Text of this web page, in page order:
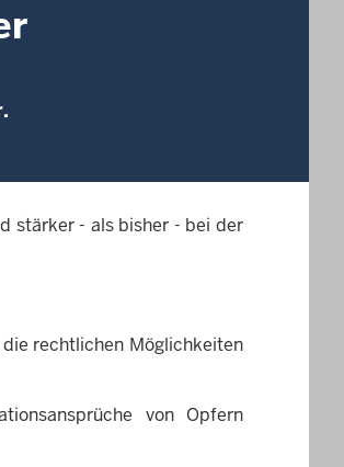
stärker - als bisher - bei der
rechtlichen Möglichkeiten
von Opfern